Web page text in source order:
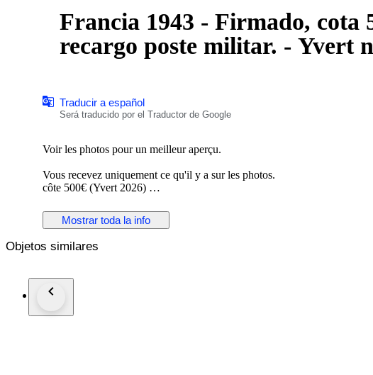
Francia 1943 - Firmado, cota
Traducir a español
Será traducido por el Traductor de Google
Voir les photos pour un meilleur aperçu.
Vous recevez uniquement ce qu'il y a sur les photos.
côte 500€ (Yvert 2026)
Pi625-44.93 (PR7)
Mostrar toda la info
Objetos similares